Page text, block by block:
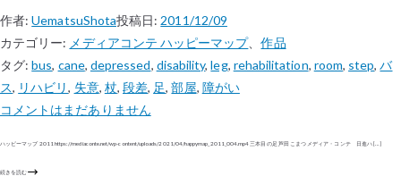
作者:UematsuShota投稿日: 2011/12/09
カテゴリー: メディアコンテ ハッピーマップ、作品
タグ:bus, cane, depressed, disability,leg, rehabilitation, room, step,バ
ス, リハビリ, 失意, 杖, 段差, 足,部屋, 障がい
コメントはまだありません
ハッピーマップ 2011 https://mediaconte.net/wp-content/uploads/2021/04/happymap_2011_004.mp4 三本目の足 芦田 こまつ メディア・コンテ 日進ハ […]
続きを読む